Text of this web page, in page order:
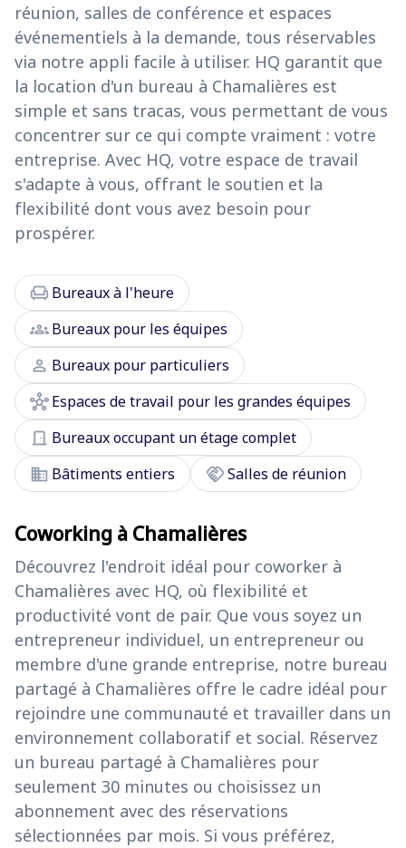
réunion, salles de conférence et espaces
événementiels à la demande, tous réservables
via notre appli facile à utiliser. HQ garantit que
la location d'un bureau à Chamalières est
simple et sans tracas, vous permettant de vous
concentrer sur ce qui compte vraiment : votre
entreprise. Avec HQ, votre espace de travail
s'adapte à vous, offrant le soutien et la
flexibilité dont vous avez besoin pour
prospérer.
chair Bureaux à l'heure
groupsBureaux pour les équipes
person Bureaux pour particuliers
hubEspaces de travail pour les grandes équipes
door_front Bureaux occupant un étage complet
domain Bâtiments entiers handshakeSalles de réunion
Coworking à Chamalières
Découvrez l'endroit idéal pour coworker à
Chamalières avec HQ, où flexibilité et
productivité vont de pair. Que vous soyez un
entrepreneur individuel, un entrepreneur ou
membre d'une grande entreprise, notre bureau
partagé à Chamalières offre le cadre idéal pour
rejoindre une communauté et travailler dans un
environnement collaboratif et social. Réservez
un bureau partagé à Chamalières pour
seulement 30 minutes ou choisissez un
abonnement avec des réservations
sélectionnées par mois. Si vous préférez,